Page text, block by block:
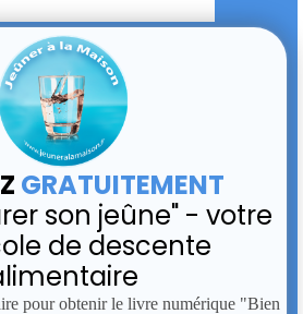
GRATUITEMENT
son jeûne" - votre
de descente
pour obtenir le livre numérique "Bien